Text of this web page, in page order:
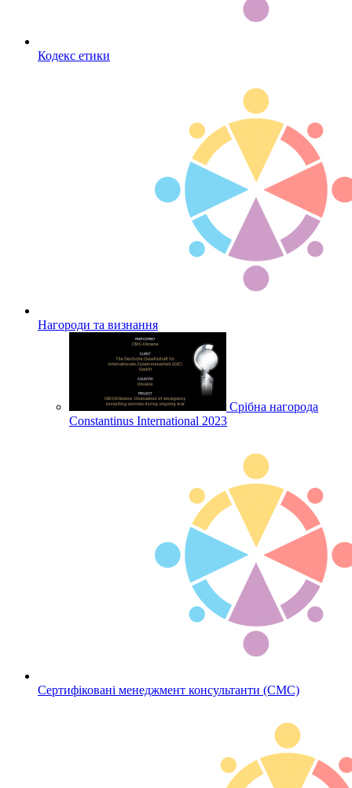
Кодекс етики
Нагороди та визнання
Срібна нагорода
Constantinus International 2023
Сертифіковані менеджмент консультанти (СМС)